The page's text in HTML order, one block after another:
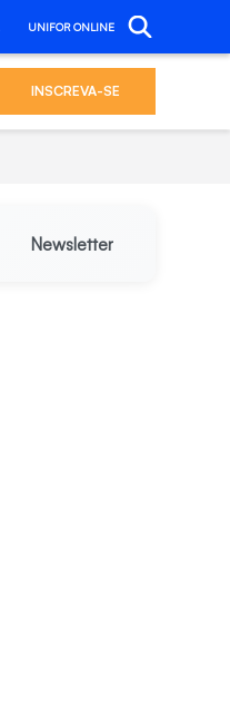
UNIFOR ONLINE
INSCREVA-SE
Newsletter